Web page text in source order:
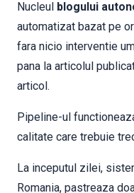
Nucleul blogului
automatizat bazat pe
fara nicio interventie
pana la articolul
articol.
Pipeline-ul
calitate care trebuie
La inceputul zilei,
Romania, pastreaza